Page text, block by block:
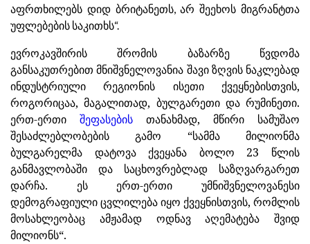
აფრთხილებს დიდ ბრიტანეთს, არ შეეხოს მიგრანტთა
უფლებების საკითხს“.
ევროკავშირის შრომის ბაზარზე წვდომა
განსაკუთრებით მნიშვნელოვანია შავი ზღვის ნაკლებად
ინდუსტრიული რეგიონის ისეთი ქვეყნებისთვის,
როგორიცაა, მაგალითად, ბულგარეთი და რუმინეთი.
ერთ-ერთი შეფასების თანახმად, მწირი სამუშაო
შესაძლებლობების გამო “სამმა მილიონმა
ბულგარელმა დატოვა ქვეყანა ბოლო 23 წლის
განმავლობაში და საცხოვრებლად საზღვარგარეთ
დარჩა. ეს ერთ-ერთი უმნიშვნელოვანესი
დემოგრაფიული ცვლილება იყო ქვეყნისთვის, რომლის
მოსახლეობაც ამჟამად ოდნავ აღემატება შვიდ
მილიონს“.